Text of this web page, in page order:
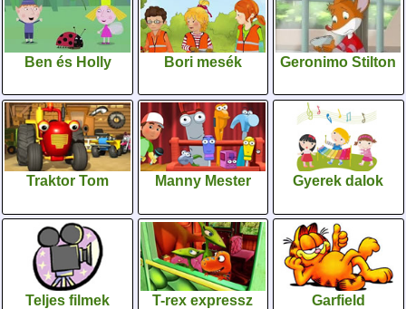
Ben és Holly Bori mesék Geronimo Stilton
Traktor Tom Manny Mester Gyerek dalok
Teljes filmek T-rex expressz Garfield